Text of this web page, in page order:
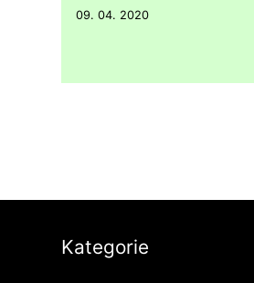
09. 04. 2020
Kategorie